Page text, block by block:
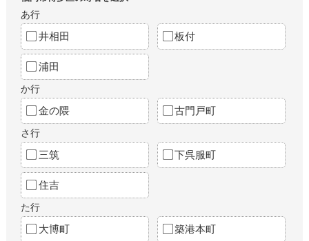
あ行
井相田 板付
浦田
か行
金の隈 古門戸町
さ行
三筑 下呉服町
住吉
た行
大博町 築港本町